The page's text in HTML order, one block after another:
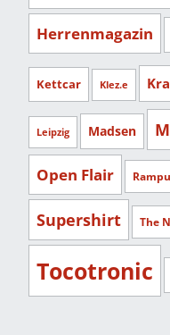
Herrenmagazin
Kettcar Klez.e
Leipzig Madsen
Open Flair
Supershirt The
Tocotronic